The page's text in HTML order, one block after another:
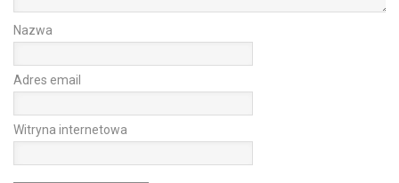
Nazwa
Adres email
Witryna internetowa